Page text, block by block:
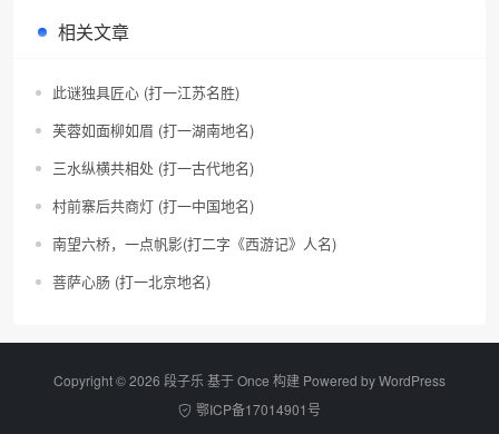
相关文章
此谜独具匠心 (打一江苏名胜)
芙蓉如面柳如眉 (打一湖南地名)
三水纵横共相处 (打一古代地名)
村前寨后共商灯 (打一中国地名)
南望六桥，一点帆影(打二字《西游记》人名)
菩萨心肠 (打一北京地名)
Copyright © 2026 段子乐 基于 Once 构建 Powered byWordPress
鄂ICP备17014901号